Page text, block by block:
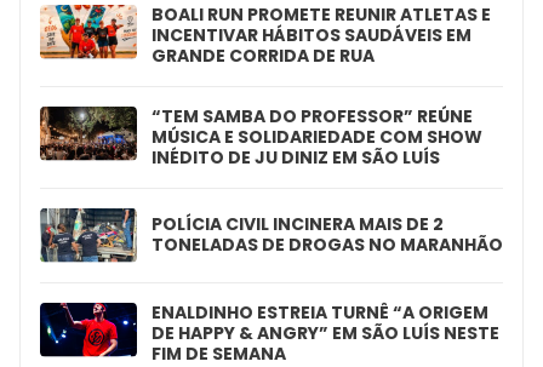
BOALI RUN PROMETE REUNIR ATLETAS E
INCENTIVAR HÁBITOS SAUDÁVEIS EM
GRANDE CORRIDA DE RUA
“TEM SAMBA DO PROFESSOR” REÚNE
MÚSICA E SOLIDARIEDADE COM SHOW
INÉDITO DE JU DINIZ EM SÃO LUÍS
POLÍCIA CIVIL INCINERA MAIS DE 2
TONELADAS DE DROGAS NO MARANHÃO
ENALDINHO ESTREIA TURNÊ “A ORIGEM
DE HAPPY & ANGRY” EM SÃO LUÍS NESTE
FIM DE SEMANA